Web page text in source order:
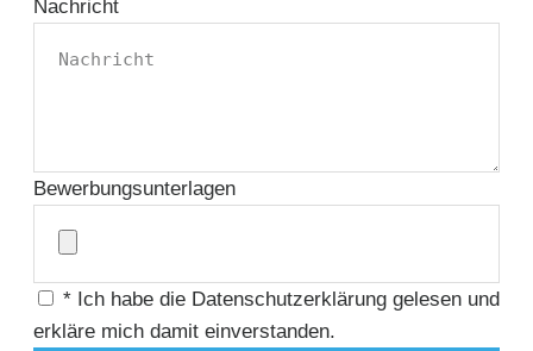
Nachricht
Bewerbungsunterlagen
* Ich habe die Datenschutzerklärung gelesen und
erkläre mich damit einverstanden.